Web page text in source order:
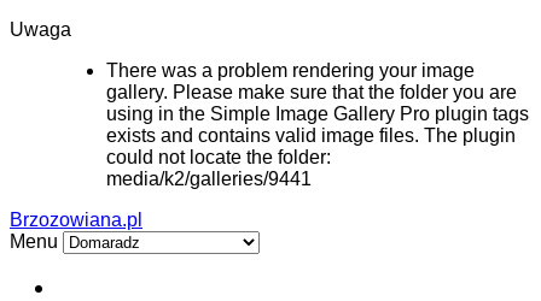
Uwaga
There was a problem rendering your image
gallery. Please make sure that the folder you are
using in the Simple Image Gallery Pro plugin tags
exists and contains valid image files. The plugin
could not locate the folder:
media/k2/galleries/9441
Brzozowiana.pl
Menu